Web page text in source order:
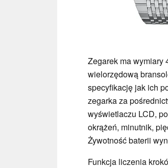
Zegarek ma wymiary
wielorzędową
specyfikację jak ich
zegarka za
wyświetlaczu LCD,
okrążeń, minutnik,
Żywotność baterii
Funkcja liczenia